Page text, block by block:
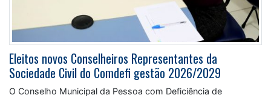
Eleitos novos Conselheiros Representantes da
Sociedade Civil do Comdefi gestão 2026/2029
O Conselho Municipal da Pessoa com Deficiência de